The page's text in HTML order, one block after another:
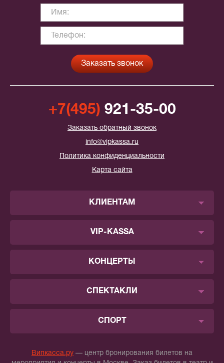
+7(495) 921-35-00
Заказать обратный звонок
info@vipkassa.ru
Политика конфиденциальности
Карта сайта
КЛИЕНТАМ
VIP-KASSA
КОНЦЕРТЫ
СПЕКТАКЛИ
СПОРТ
Випкасса.ру — центр бронирования билетов на